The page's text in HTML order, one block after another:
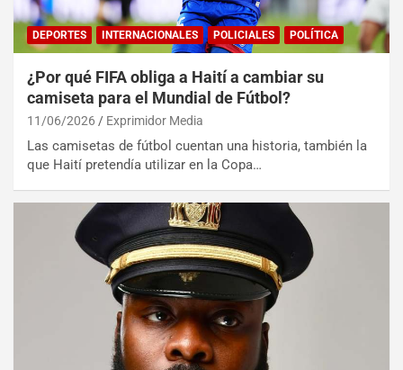
DEPORTES INTERNACIONALES POLICIALES POLÍTICA
¿Por qué FIFA obliga a Haití a cambiar su
camiseta para el Mundial de Fútbol?
11/06/2026 Exprimidor Media
Las camisetas de fútbol cuentan una historia, también la
que Haití pretendía utilizar en la Copa…